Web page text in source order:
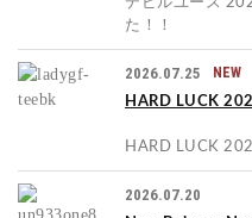
た！！
2026.07.25 NEW
HARD LUCK
HARD LUCK
2026.07.20